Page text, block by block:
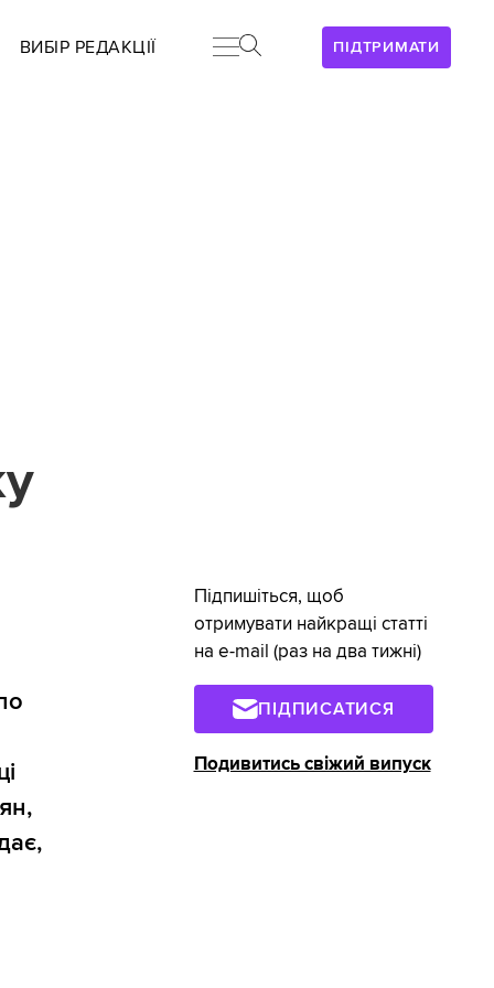
ПІДТРИМАТИ
ВИБІР РЕДАКЦІЇ
Підпишіться, щоб
отримувати найкращі статті
на e-mail (раз на два тижні)
ПІДПИСАТИСЯ
Подивитись свіжий випуск